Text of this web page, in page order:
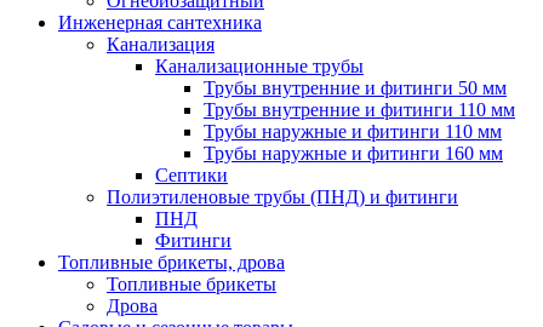
Инженерная сантехника
Канализация
Канализационные трубы
Трубы внутренние и фитинги 50 мм
Трубы внутренние и фитинги 110 мм
Трубы наружные и фитинги 110 мм
Трубы наружные и фитинги 160 мм
Септики
Полиэтиленовые трубы (ПНД) и фитинги
ПНД
Фитинги
Топливные брикеты, дрова
Топливные брикеты
Дрова